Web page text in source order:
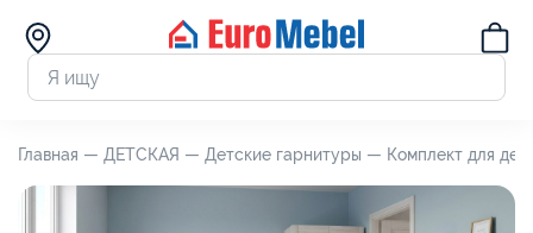
Главная — ДЕТСКАЯ — Детские гарнитуры — Комплект для